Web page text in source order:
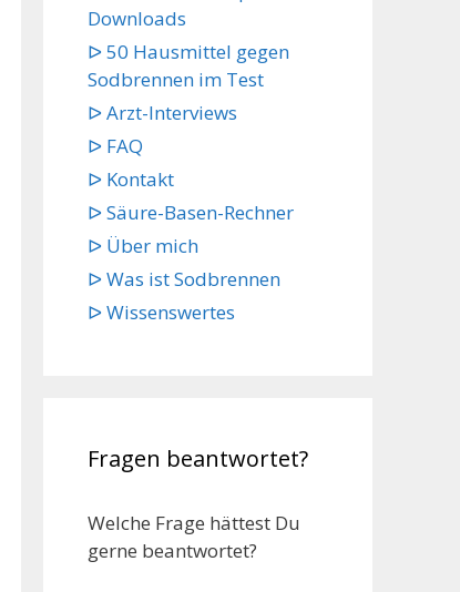
Downloads
ᐅ 50 Hausmittel gegen
Sodbrennen im Test
ᐅ Arzt-Interviews
ᐅ FAQ
ᐅ Kontakt
ᐅ Säure-Basen-Rechner
ᐅ Über mich
ᐅ Was ist Sodbrennen
ᐅ Wissenswertes
Fragen beantwortet?
Welche Frage hättest Du
gerne beantwortet?